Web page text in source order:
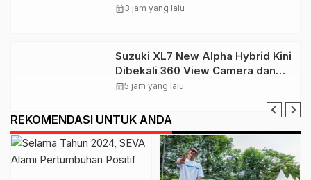
Interaktif di GIIAS 2026
calendar_month3 jam yang lalu
Suzuki XL7 New Alpha Hybrid Kini
Dibekali 360 View Camera dan
DVR
calendar_month5 jam yang lalu
REKOMENDASI UNTUK ANDA